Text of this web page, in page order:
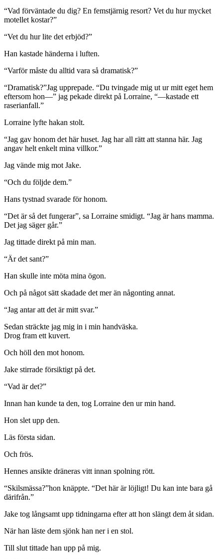
“Vad förväntade du dig? En femstjärnig resort? Vet du hur mycket
motellet kostar?”
“Vet du hur lite det erbjöd?”
Han kastade händerna i luften.
“Varför måste du alltid vara så dramatisk?”
“Dramatisk?”Jag upprepade. “Du tvingade mig ut ur mitt eget hem
eftersom hon—” jag pekade direkt på Lorraine, “—kastade ett
raserianfall.”
Lorraine lyfte hakan stolt.
“Jag gav honom det här huset. Jag har all rätt att stanna här. Jag
angav helt enkelt mina villkor.”
Jag vände mig mot Jake.
“Och du följde dem.”
Hans tystnad svarade för honom.
“Det är så det fungerar”, sa Lorraine smidigt. “Jag är hans mamma.
Det jag säger går.”
Jag tittade direkt på min man.
“Är det sant?”
Han skulle inte möta mina ögon.
Och på något sätt skadade det mer än någonting annat.
“Jag antar att det är mitt svar.”
Sedan sträckte jag mig in i min handväska.
Drog fram ett kuvert.
Och höll den mot honom.
Jake stirrade försiktigt på det.
“Vad är det?”
Innan han kunde ta den, tog Lorraine den ur min hand.
Hon slet upp den.
Läs första sidan.
Och frös.
Hennes ansikte dräneras vitt innan spolning rött.
“Skilsmässa?”hon knäppte. “Det här är löjligt! Du kan inte bara gå
därifrån.”
Jake tog långsamt upp tidningarna efter att hon slängt dem åt sidan.
När han läste dem sjönk han ner i en stol.
Till slut tittade han upp på mig.